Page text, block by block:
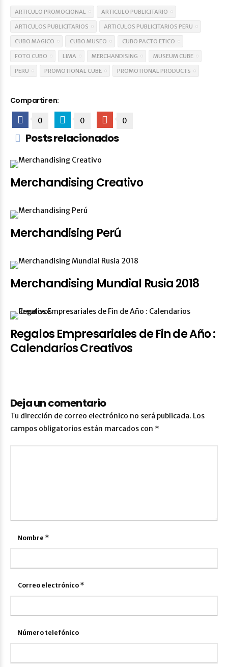
ARTICULO PROMOCIONAL ARTICULO PUBLICITARIO
ARTICULOS PUBLICITARIOS ARTICULOS PUBLICITARIOS PERU
CUBO MAGICO CUBO MUSEO CUBO PACTO ETICO
FOTO CUBO LIMA MERCHANDISING MUSEUM CUBE
PERU PROMOTIONAL CUBE PROMOTIONAL PRODUCTS
Compartir en:
0 0 0
Posts relacionados
Merchandising Creativo
Merchandising Perú
Merchandising Mundial Rusia 2018
Regalos Empresariales de Fin de Año :
Calendarios Creativos
Deja un comentario
Tu dirección de correo electrónico no será publicada. Los
campos obligatorios están marcados con *
Nombre *
Correo electrónico *
Número telefónico